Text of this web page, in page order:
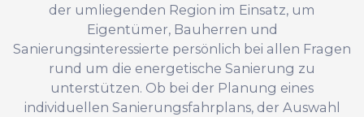
der umliegenden Region im Einsatz, um
Eigentümer, Bauherren und
Sanierungsinteressierte persönlich bei allen Fragen
rund um die energetische Sanierung zu
unterstützen. Ob bei der Planung eines
individuellen Sanierungsfahrplans, der Auswahl